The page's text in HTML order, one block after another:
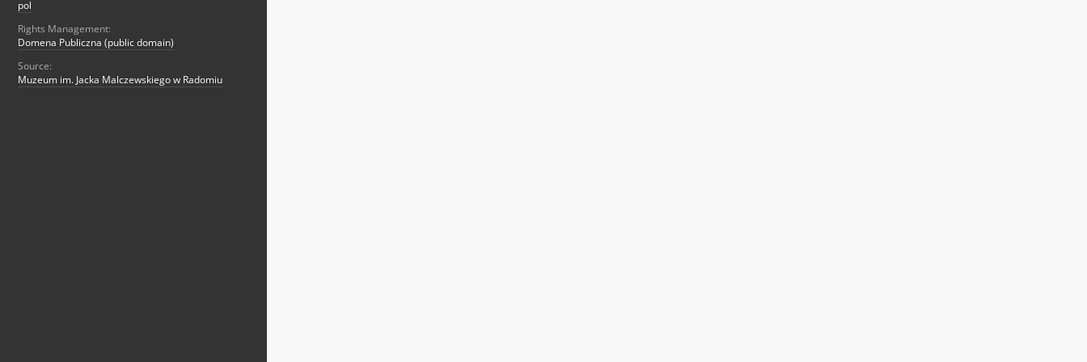
pol
Rights Management:
Domena Publiczna (public domain)
Source:
Muzeum im. Jacka Malczewskiego w Radomiu